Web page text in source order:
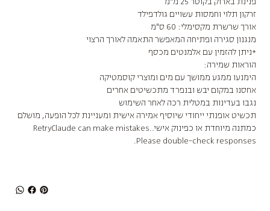
זרקון תלוי וחמסות עשויים גולדפילד
אורך שרשרת מקסימלי: 60 ס"מ
מנגנון סגירה ופתיחה המאפשר התאמה לאורך הרצוי
*ניתן להזמין עם אלמנטים מכסף
הוראות שמירה:
הימנעו ממגע ממושך עם מים ומוצרי קוסמטיקה
אחסנו במקום יבש ובנפרד מתכשיטים אחרים
נגבו בעדינות במטלית רכה לאחר השימוש
תכשיט אופנתי ייחודי שיוסיף אמירה אישית ומעניינת לכל הופעה, מושלם
כמתנה מיוחדת או כפינוק אישי.RetryClaude can make mistakes.
Please double-check responses.